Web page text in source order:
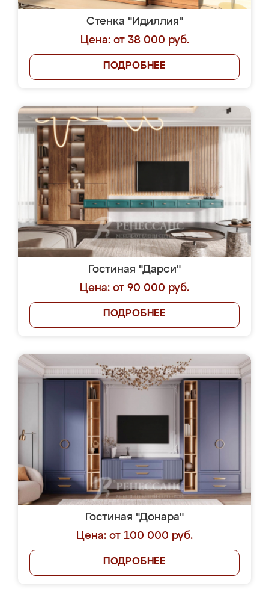
Стенка "Идиллия"
Цена: от 38 000 руб.
ПОДРОБНЕЕ
Гостиная "Дарси"
Цена: от 90 000 руб.
ПОДРОБНЕЕ
Гостиная "Донара"
Цена: от 100 000 руб.
ПОДРОБНЕЕ